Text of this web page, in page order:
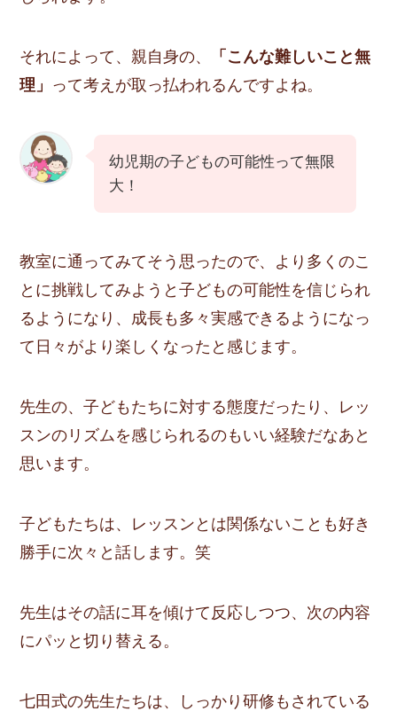
それによって、親自身の、
「こんな難しいこと無
理」 って考えが取っ払われるんですよね。
幼児期の子どもの可能性って無限
大！
教室に通ってみてそう思ったので、より多くのこ
とに挑戦してみようと子どもの可能性を信じられ
るようになり、成長も多々実感できるようになっ
て日々がより楽しくなったと感じます。
先生の、子どもたちに対する態度だったり、レッ
スンのリズムを感じられるのもいい経験だなあと
思います。
子どもたちは、レッスンとは関係ないことも好き
勝手に次々と話します。笑
先生はその話に耳を傾けて反応しつつ、次の内容
にパッと切り替える。
七田式の先生たちは、しっかり研修もされている